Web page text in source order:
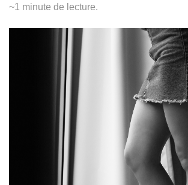
~1 minute de lecture.